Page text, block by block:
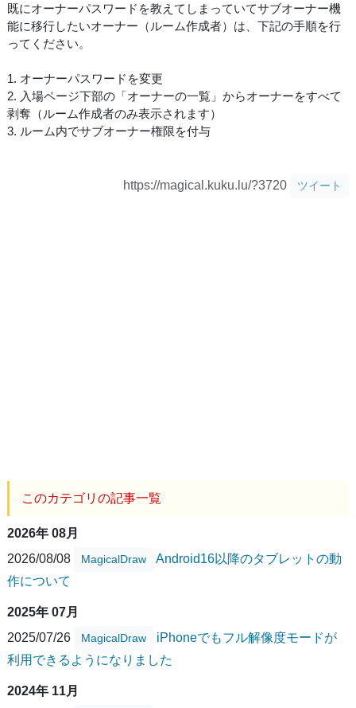
既にオーナーパスワードを教えてしまっていてサブオーナー機
能に移行したいオーナー（ルーム作成者）は、下記の手順を行
ってください。
1. オーナーパスワードを変更
2. 入場ページ下部の「オーナーの一覧」からオーナーをすべて
剥奪（ルーム作成者のみ表示されます）
3. ルーム内でサブオーナー権限を付与
https://magical.kuku.lu/?3720 ツイート
このカテゴリの記事一覧
2026年 08月
2026/08/08
MagicalDraw
Android16以降のタブレットの動
作について
2025年 07月
2025/07/26
MagicalDraw
iPhoneでもフル解像度モードが
利用できるようになりました
2024年 11月